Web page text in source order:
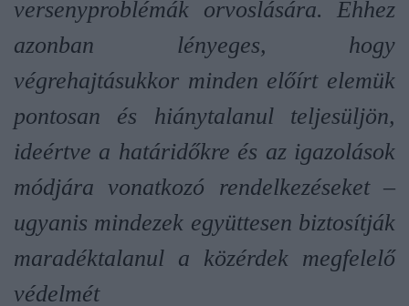
versenyproblémák orvoslására. Ehhez
azonban lényeges, hogy
végrehajtásukkor minden előírt elemük
pontosan és hiánytalanul teljesüljön,
ideértve a határidőkre és az igazolások
módjára vonatkozó rendelkezéseket –
ugyanis mindezek együttesen biztosítják
maradéktalanul a közérdek megfelelő
védelmét